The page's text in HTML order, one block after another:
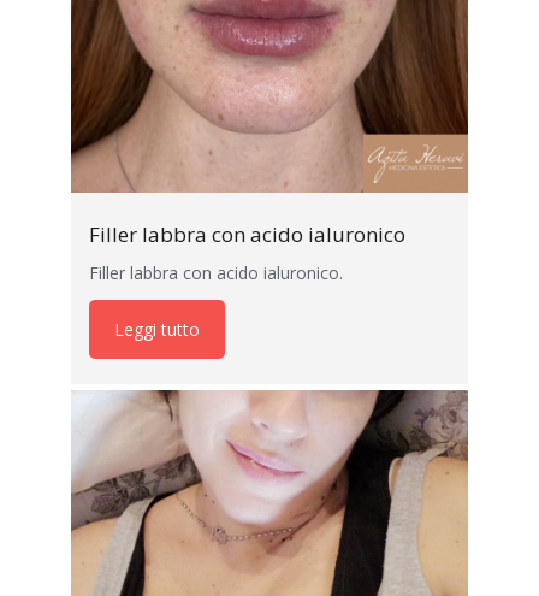
Filler labbra con acido ialuronico
Filler labbra con acido ialuronico.
Leggi tutto